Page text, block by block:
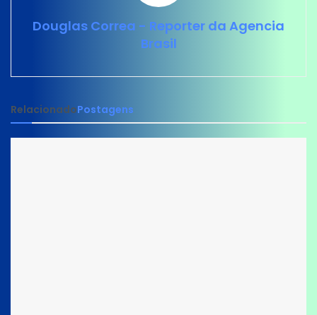
Douglas Correa - Reporter da Agencia
Brasil
RelacionadoPostagens